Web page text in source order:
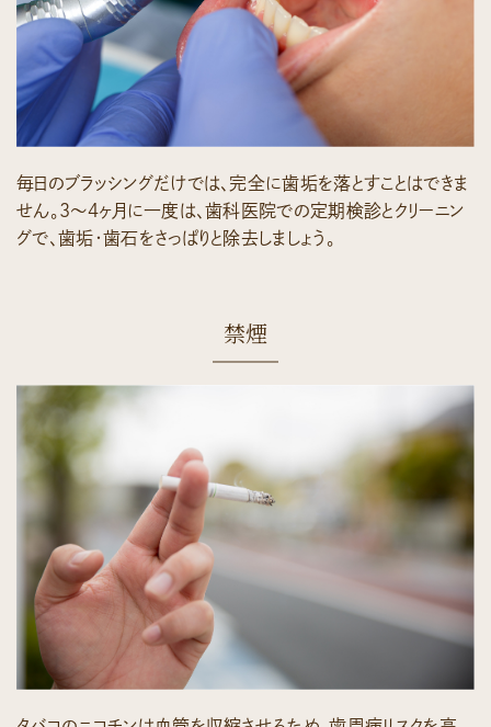
毎日のブラッシングだけでは、完全に歯垢を落とすことはできま
せん。3〜4ヶ月に一度は、歯科医院での定期検診とクリーニン
グで、歯垢・歯石をさっぱりと除去しましょう。
禁煙